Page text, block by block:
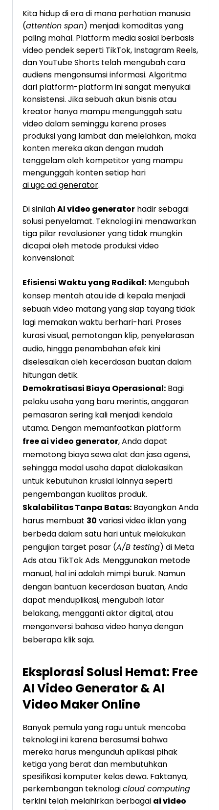
Kita hidup di era di mana perhatian manusia
(attention span) menjadi komoditas yang
paling mahal. Platform media sosial berbasis
video pendek seperti TikTok, Instagram Reels,
dan YouTube Shorts telah mengubah cara
audiens mengonsumsi informasi. Algoritma
dari platform-platform ini sangat menyukai
konsistensi. Jika sebuah akun bisnis atau
kreator hanya mampu mengunggah satu
video dalam seminggu karena proses
produksi yang lambat dan melelahkan, maka
konten mereka akan dengan mudah
tenggelam oleh kompetitor yang mampu
mengunggah konten setiap hari
ai ugc ad generator.
Di sinilahAI video generator hadir sebagai
solusi penyelamat. Teknologi ini menawarkan
tiga pilar revolusioner yang tidak mungkin
dicapai oleh metode produksi video
konvensional:
Efisiensi Waktu yang Radikal: Mengubah
konsep mentah atau ide di kepala menjadi
sebuah video matang yang siap tayang tidak
lagi memakan waktu berhari-hari. Proses
kurasi visual, pemotongan klip, penyelarasan
audio, hingga penambahan efek kini
diselesaikan oleh kecerdasan buatan dalam
hitungan detik.
Demokratisasi Biaya Operasional: Bagi
pelaku usaha yang baru merintis, anggaran
pemasaran sering kali menjadi kendala
utama. Dengan memanfaatkan platform
free ai video generator, Anda dapat
memotong biaya sewa alat dan jasa agensi,
sehingga modal usaha dapat dialokasikan
untuk kebutuhan krusial lainnya seperti
pengembangan kualitas produk.
Skalabilitas Tanpa Batas: Bayangkan Anda
harus membuat 30 variasi video iklan yang
berbeda dalam satu hari untuk melakukan
pengujian target pasar (A/B testing) di Meta
Ads atau TikTok Ads. Menggunakan metode
manual, hal ini adalah mimpi buruk. Namun
dengan bantuan kecerdasan buatan, Anda
dapat menduplikasi, mengubah latar
belakang, mengganti aktor digital, atau
mengonversi bahasa video hanya dengan
beberapa klik saja.
Eksplorasi Solusi Hemat: Free
AI Video Generator & AI
Video Maker Online
Banyak pemula yang ragu untuk mencoba
teknologi ini karena berasumsi bahwa
mereka harus mengunduh aplikasi pihak
ketiga yang berat dan membutuhkan
spesifikasi komputer kelas dewa. Faktanya,
perkembangan teknologicloud computing
terkini telah melahirkan berbagai ai video